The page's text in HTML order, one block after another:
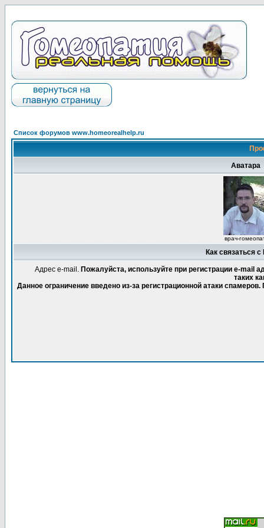
Список форумов www.homeorealhelp.ru
Аватара
врач-
Как связаться
Адрес e-mail. Пожалуйста, используйте при регистрации e-mail
таких
Данное ограничение введено из-за регистрационной атаки